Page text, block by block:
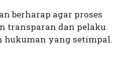
berharap agar proses
transparan dan pelaku
hukuman yang setimpal.